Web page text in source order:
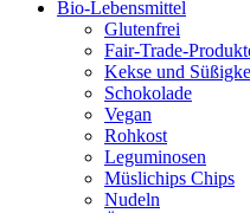
Bio-Lebensmittel
Glutenfrei
Fair-Trade-
Kekse und
Schokolade
Vegan
Rohkost
Leguminosen
Müslichips Chips
Nudeln